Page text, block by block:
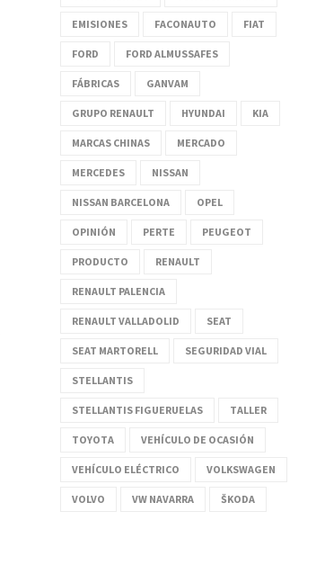
EMISIONES FACONAUTO FIAT
FORD FORD ALMUSSAFES
FÁBRICAS GANVAM
GRUPO RENAULT HYUNDAI KIA
MARCAS CHINAS MERCADO
MERCEDES NISSAN
NISSAN BARCELONA OPEL
OPINIÓN PERTE PEUGEOT
PRODUCTO RENAULT
RENAULT PALENCIA
RENAULT VALLADOLID SEAT
SEAT MARTORELL SEGURIDAD VIAL
STELLANTIS
STELLANTIS FIGUERUELAS TALLER
TOYOTA VEHÍCULO DE OCASIÓN
VEHÍCULO ELÉCTRICO VOLKSWAGEN
VOLVO VW NAVARRA ŠKODA